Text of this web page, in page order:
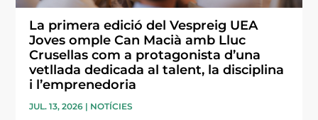
La primera edició del Vespreig UEA
Joves omple Can Macià amb Lluc
Crusellas com a protagonista d’una
vetllada dedicada al talent, la disciplina
i l’emprenedoria
JUL. 13, 2026 | NOTÍCIES